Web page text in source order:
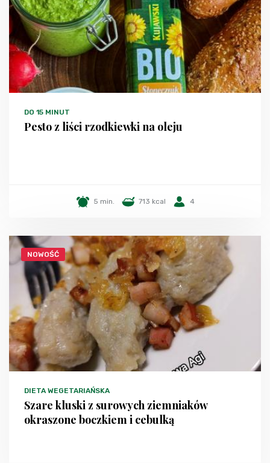
DO 15 MINUT
Pesto z liści rzodkiewki na oleju
5 min. 713 kcal 4
NOWOŚĆ
DIETA WEGETARIAŃSKA
Szare kluski z surowych ziemniaków
okraszone boczkiem i cebulką